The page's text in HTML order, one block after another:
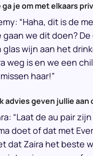
ga je om met elkaars
“Haha, dit is de
gaan we dit doen?
glas wijn aan het
weg is en we een
haar!”
advies geven jullie
“Laat de au pair
doet of dat met
dat Zaira het beste